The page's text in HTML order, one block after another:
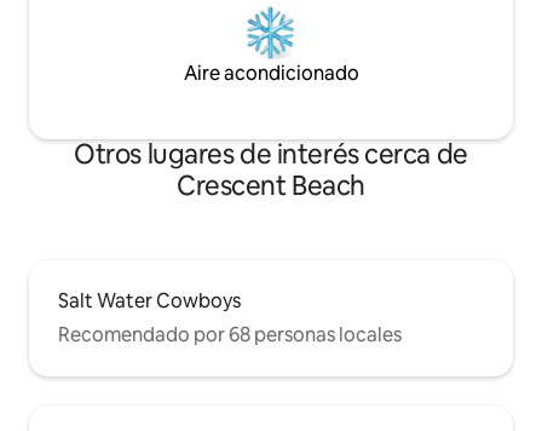
Aire acondicionado
Otros lugares de interés cerca de
Crescent Beach
Salt Water Cowboys
Recomendado por 68 personas locales